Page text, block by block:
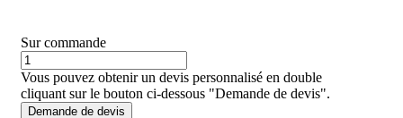
Sur commande
Vous pouvez obtenir un devis personnalisé en double
cliquant sur le bouton ci-dessous "Demande de devis".
Demande de devis